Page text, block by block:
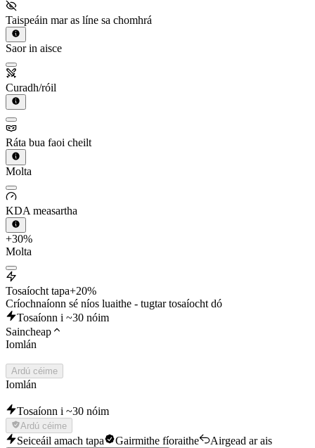
Taispeáin mar as líne sa chomhrá
Saor in aisce
Curadh/róil
Ráta bua faoi cheilt
Molta
KDA measartha
+30%
Molta
Tosaíocht tapa+20%
Críochnaíonn sé níos luaithe - tugtar tosaíocht dó
Tosaíonn i ~30 nóim
Saincheap
Iomlán
Ardú céime
Iomlán
Tosaíonn i ~30 nóim
Ardú céime
Seiceáil amach tapa Gairmithe fíoraithe Airgead ar ais